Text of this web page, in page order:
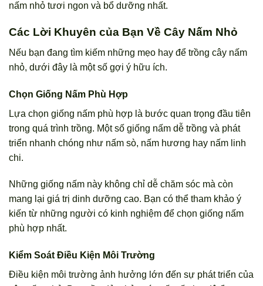
nấm nhỏ tươi ngon và bổ dưỡng nhất.
Các Lời Khuyên của Bạn Về Cây Nấm Nhỏ
Nếu bạn đang tìm kiếm những mẹo hay để trồng cây nấm
nhỏ, dưới đây là một số gợi ý hữu ích.
Chọn Giống Nấm Phù Hợp
Lựa chọn giống nấm phù hợp là bước quan trọng đầu tiên
trong quá trình trồng. Một số giống nấm dễ trồng và phát
triển nhanh chóng như nấm sò, nấm hương hay nấm linh
chi.
Những giống nấm này không chỉ dễ chăm sóc mà còn
mang lại giá trị dinh dưỡng cao. Bạn có thể tham khảo ý
kiến từ những người có kinh nghiệm để chọn giống nấm
phù hợp nhất.
Kiểm Soát Điều Kiện Môi Trường
Điều kiện môi trường ảnh hưởng lớn đến sự phát triển của